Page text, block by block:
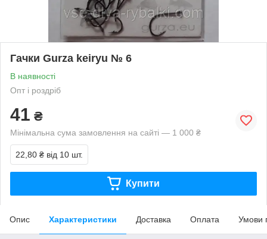
Гачки Gurza keiryu № 6
В наявності
Опт і роздріб
41 ₴
Мінімальна сума замовлення на сайті — 1 000 ₴
22,80 ₴ від 10 шт.
Купити
Опис Характеристики Доставка Оплата Умови